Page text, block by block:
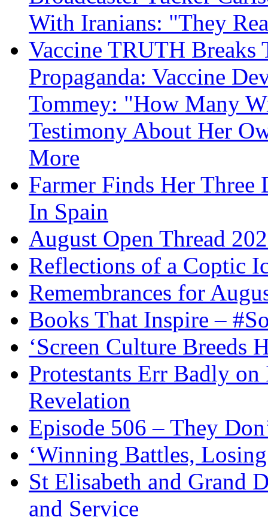
With Iranians: "They
Vaccine TRUTH
Propaganda: Vaccine
Tommey: "How Many
Testimony About Her
More
Farmer Finds Her
In Spain
August Open Thread
Reflections of a Coptic
Remembrances for
Books That Inspire –
‘Screen Culture Breeds
Protestants Err Badly
Revelation
Episode 506 – They
‘Winning Battles, Losing
St Elisabeth and Grand
and Service